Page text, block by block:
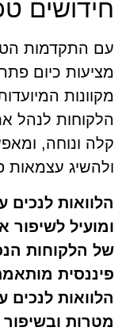
חידושים
עם התקדמות
מציעות כיום
מקוונות
הלקוחות לנהל
קלה ונוחה,
ולהשיג עצמאות
הלוואות
ומועיל לשיפור
של הלקוחות
פיננסית
הלוואות
מטרות